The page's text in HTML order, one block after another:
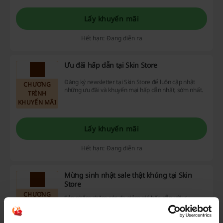
Lấy khuyến mãi
Hết hạn: Đang diễn ra
CHƯƠNG
TRÌNH
KHUYẾN MÃI
Ưu đãi hấp dẫn tại Skin Store
Đăng ký newsletter tại Skin Store để luôn cập nhật
những ưu đãi và khuyến mại hấp dẫn nhất, sớm nhất.
Lấy khuyến mãi
Hết hạn: Đang diễn ra
CHƯƠNG
KHUYẾN MÃI
Mừng sinh nhật sale thật khủng tại Skin
Store
Sản phẩm chăm sóc da giảm giá hấp dẫn với ưu
đãi hấp dẫn lên đến 50% tại Skin Store, nhanh